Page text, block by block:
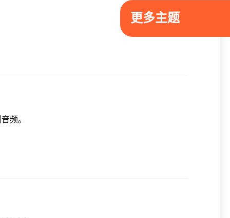
频。
更多主题